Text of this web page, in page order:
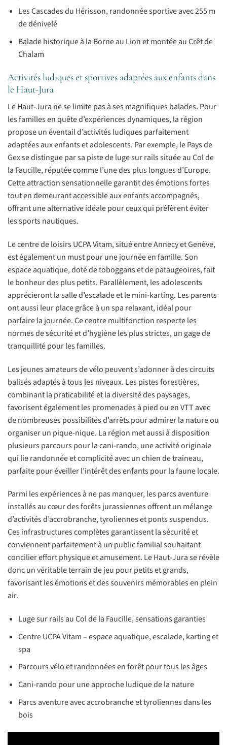
Les Cascades du Hérisson, randonnée sportive avec 255 m
de dénivelé
Balade historique à la Borne au Lion et montée au Crêt de
Chalam
Activités ludiques et sportives adaptées aux enfants dans
le Haut-Jura
Le Haut-Jura ne se limite pas à ses magnifiques balades. Pour
les familles en quête d’expériences dynamiques, la région
propose un éventail d’activités ludiques parfaitement
adaptées aux enfants et adolescents. Par exemple, le Pays de
Gex se distingue par sa piste de luge sur rails située au Col de
la Faucille, réputée comme l’une des plus longues d’Europe.
Cette attraction sensationnelle garantit des émotions fortes
tout en demeurant accessible aux enfants accompagnés,
offrant une alternative idéale pour ceux qui préfèrent éviter
les sports nautiques.
Le centre de loisirs UCPA Vitam, situé entre Annecy et Genève,
est également un must pour une journée en famille. Son
espace aquatique, doté de toboggans et de pataugeoires, fait
le bonheur des plus petits. Parallèlement, les adolescents
apprécieront la salle d’escalade et le mini-karting. Les parents
ont aussi leur place grâce à un spa relaxant, idéal pour
parfaire la journée. Ce centre multifonction respecte les
normes de sécurité et d’hygiène les plus strictes, un gage de
tranquillité pour les familles.
Les jeunes amateurs de vélo peuvent s’adonner à des circuits
balisés adaptés à tous les niveaux. Les pistes forestières,
combinant la praticabilité et la diversité des paysages,
favorisent également les promenades à pied ou en VTT avec
de nombreuses possibilités d’arrêts pour admirer la nature ou
organiser un pique-nique. La région met aussi à disposition
plusieurs parcours pour la cani-rando, une activité originale
qui lie randonnée et complicité avec un chien de traineau,
parfaite pour éveiller l’intérêt des enfants pour la faune locale.
Parmi les expériences à ne pas manquer, les parcs aventure
installés au cœur des forêts jurassiennes offrent un mélange
d’activités d’accrobranche, tyroliennes et ponts suspendus.
Ces infrastructures complètes garantissent la sécurité et
conviennent parfaitement à un public familial souhaitant
concilier effort physique et amusement. Le Haut-Jura se révèle
donc un véritable terrain de jeu pour petits et grands,
favorisant les émotions et des souvenirs mémorables en plein
air.
Luge sur rails au Col de la Faucille, sensations garanties
Centre UCPA Vitam – espace aquatique, escalade, karting et
spa
Parcours vélo et randonnées en forêt pour tous les âges
Cani-rando pour une approche ludique de la nature
Parcs aventure avec accrobranche et tyroliennes dans les
bois